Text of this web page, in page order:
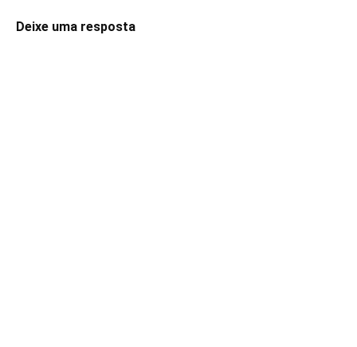
Deixe uma resposta